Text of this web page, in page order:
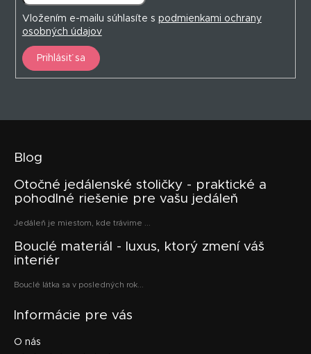
Vložením e-mailu súhlasíte s podmienkami ochrany
osobných údajov
Prihlásiť sa
Blog
Otočné jedálenské stoličky - praktické a
pohodlné riešenie pre vašu jedáleň
Jedáleň je miestom, kde trávime ...
Bouclé materiál - luxus, ktorý zmení váš
interiér
Bouclé látka sa v posledných rok...
Informácie pre vás
O nás